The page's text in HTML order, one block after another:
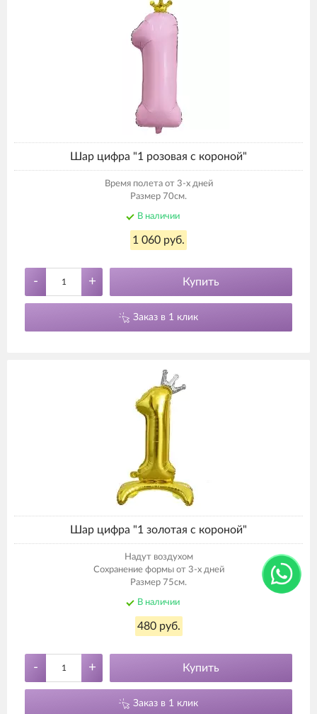
Шар цифра "1 розовая с короной"
Время полета от 3-х дней
Размер 70см.
В наличии
1 060 руб.
- + Купить
Заказ в 1 клик
Шар цифра "1 золотая с короной"
Надут воздухом
Сохранение формы от 3-х дней
Размер 75см.
В наличии
480 руб.
- + Купить
Заказ в 1 клик